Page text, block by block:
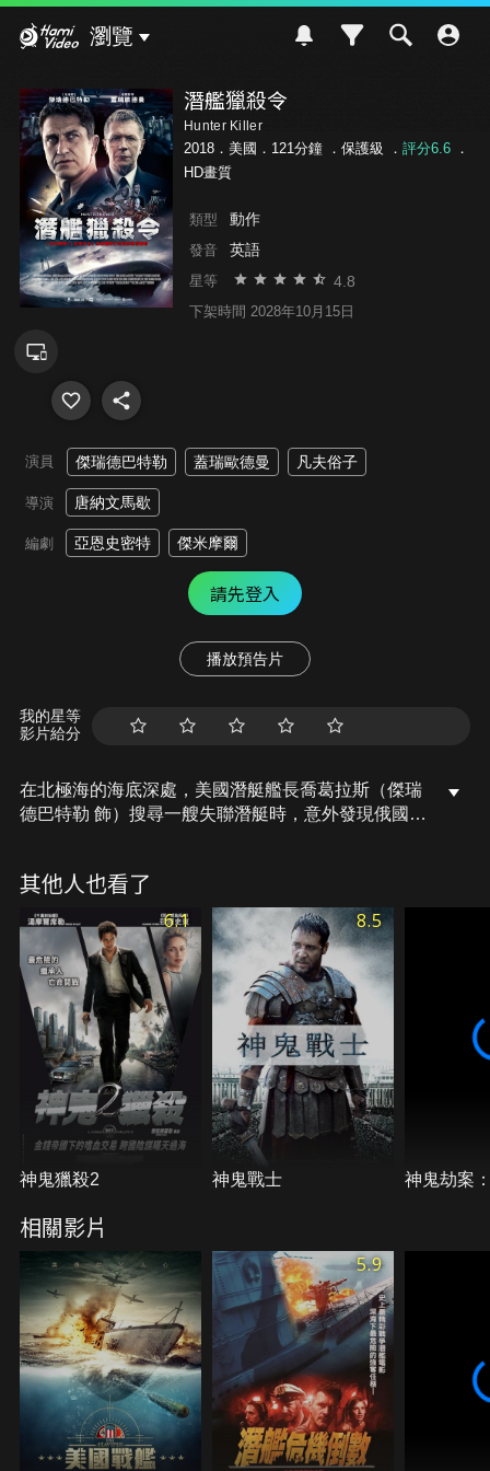
瀏覽
潛艦獵殺令
Hunter Killer
2018．美國．121分鐘 ． 保護級 ． 評分6.6．
HD畫質
類型 動作
發音 英語
星等 4.8
下架時間 2028年10月15日
演員 傑瑞德巴特勒 蓋瑞歐德曼 凡夫俗子
導演 唐納文馬歇
編劇 亞恩史密特 傑米摩爾
請先登入
播放預告片
我的星等
影片給分
在北極海的海底深處，美國潛艇艦長喬葛拉斯（傑瑞
德巴特勒 飾）搜尋一艘失聯潛艇時，意外發現俄國即
軍精英特種部隊，前往搭救被綁架的俄國總統，並潛
入敵軍的海域，阻止第三次世界大戰的爆發！
其他人也看了
6.1
神鬼獵殺2
8.5
神鬼戰士 神鬼劫案
相關影片
5.9